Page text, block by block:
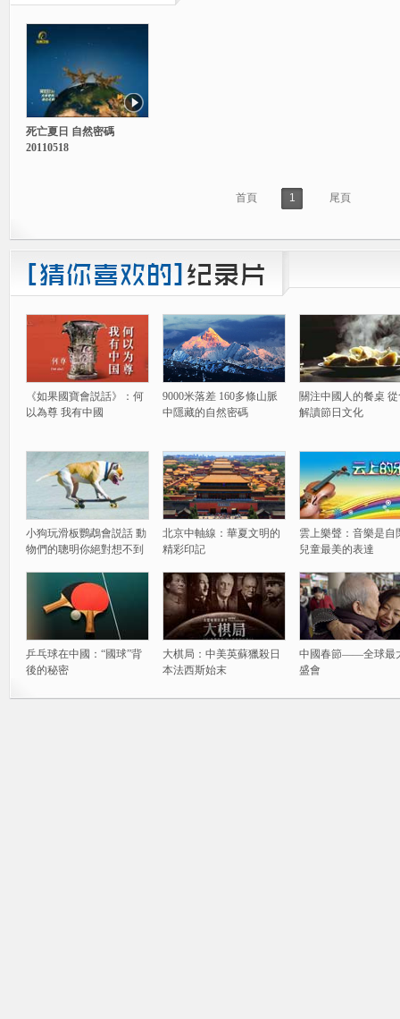
死亡夏日 自然密碼
20110518
首頁 1 尾頁
《如果國寶會説話》：何
以為尊 我有中國
9000米落差 160多條山脈
中隱藏的自然密碼
關注中國人的餐桌
解讀節日文化
小狗玩滑板鸚鵡會説話 動
物們的聰明你絕對想不到
北京中軸線：華夏文明的
精彩印記
雲上樂聲：音樂是自
兒童最美的表達
乒乓球在中國：“國球”背
後的秘密
大棋局：中美英蘇獵殺日
本法西斯始末
中國春節——全球最
盛會